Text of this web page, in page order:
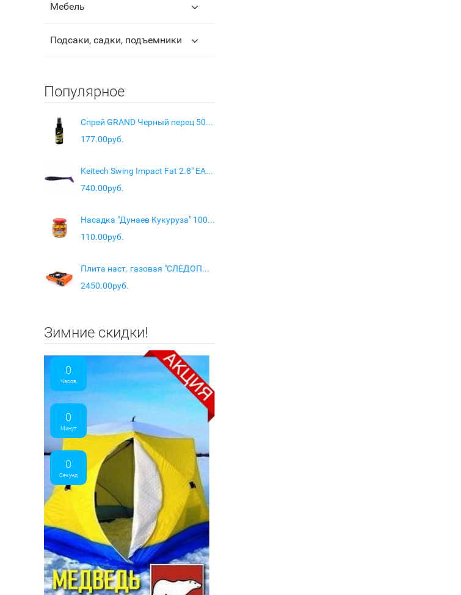
Мебель
Подсаки, садки, подъемники
Популярное
Спрей GRAND Черный перец 50мл
177.00руб.
Keitech Swing Impact Fat 2.8" EA04 Violet
740.00руб.
Насадка "Дунаев Кукуруза" 100мл Ваниль
110.00руб.
Плита наст. газовая "СЛЕДОПЫТ - Classic"
2450.00руб.
Зимние скидки!
0
Часов
0
Минут
0
Секунд